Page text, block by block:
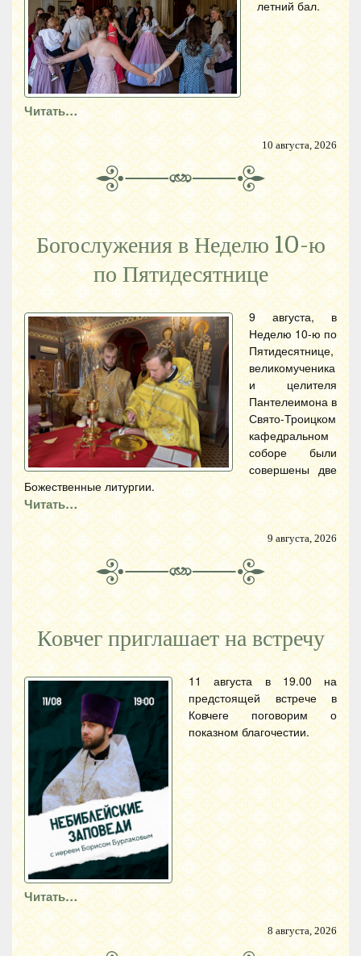
летний бал.
Читать…
10 августа, 2026
Богослужения в Неделю 10-ю
по Пятидесятнице
9 августа, в
Неделю 10-ю по
Пятидесятнице,
великомученика
и целителя
Пантелеимона в
Свято-Троицком
кафедральном
соборе были
совершены две
Божественные литургии.
Читать…
9 августа, 2026
Ковчег приглашает на встречу
11 августа в 19.00 на
предстоящей встрече в
Ковчеге поговорим о
показном благочестии.
Читать…
8 августа, 2026